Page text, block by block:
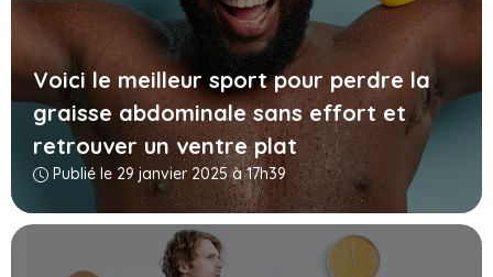
Voici le meilleur sport pour perdre la
graisse abdominale sans effort et
retrouver un ventre plat
Publié le 29 janvier 2025 à 17h39